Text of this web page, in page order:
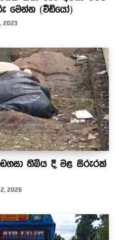
මෙන්න (වීඩියෝ)
2023
තිබිය දී මළ සිරුරක්
2026